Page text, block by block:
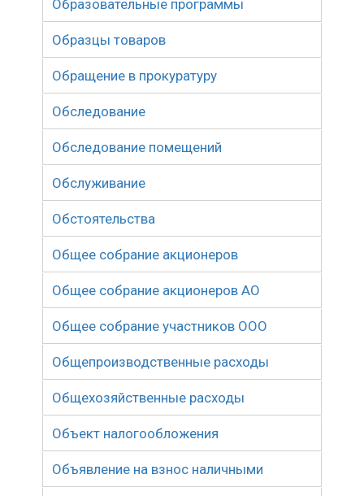
Образовательные программы
Образцы товаров
Обращение в прокуратуру
Обследование
Обследование помещений
Обслуживание
Обстоятельства
Общее собрание акционеров
Общее собрание акционеров АО
Общее собрание участников ООО
Общепроизводственные расходы
Общехозяйственные расходы
Объект налогообложения
Объявление на взнос наличными